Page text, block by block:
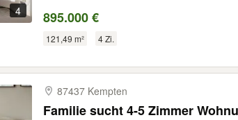
4 895.000 €
121,49 m² 4 Zi.
87437 Kempten
Familie sucht 4-5 Zimmer